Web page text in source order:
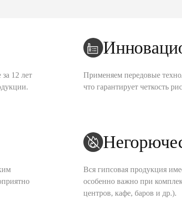
12 лет
Применяем передовые
что гарантирует четкость
Вся гипсовая продукция
особенно важно при
центров, кафе, баров и др.).